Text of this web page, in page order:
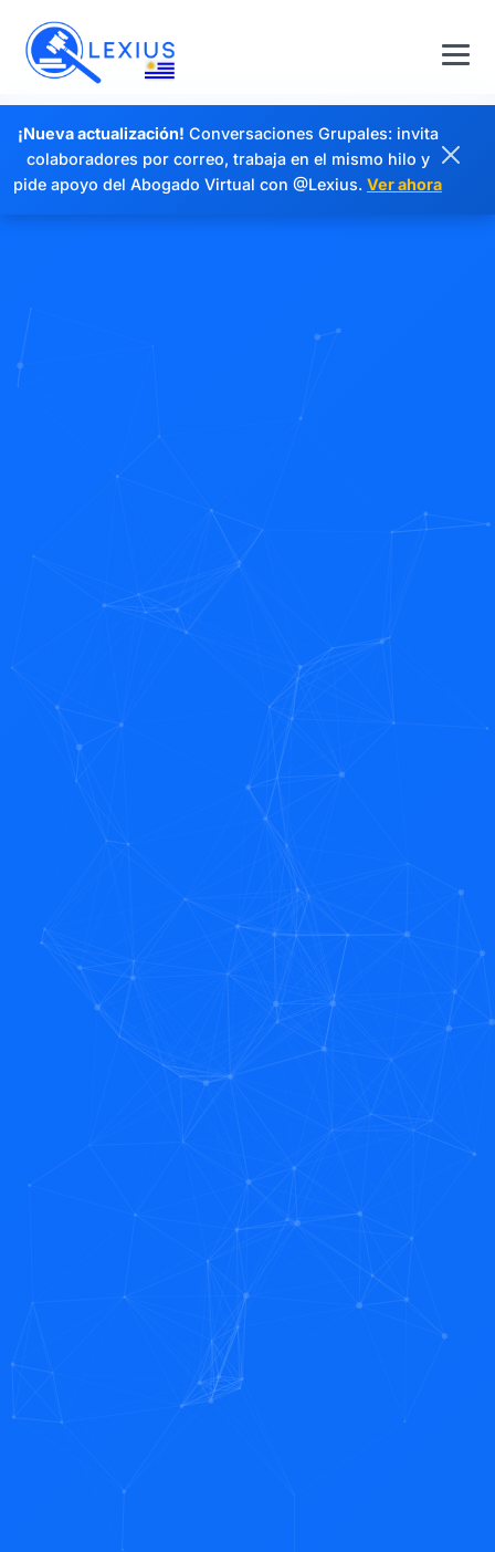
¡Nueva actualización! Conversaciones Grupales: invita
colaboradores por correo, trabaja en el mismo hilo y
pide apoyo del Abogado Virtual con @Lexius. Ver ahora